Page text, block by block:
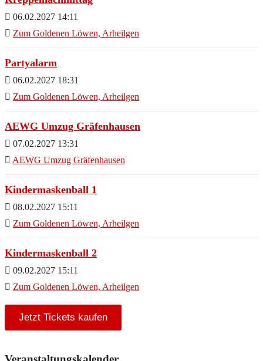
06.02.2027 14:11
Zum Goldenen Löwen, Arheilgen
Partyalarm
06.02.2027 18:31
Zum Goldenen Löwen, Arheilgen
AEWG Umzug Gräfenhausen
07.02.2027 13:31
AEWG Umzug Gräfenhausen
Kindermaskenball 1
08.02.2027 15:11
Zum Goldenen Löwen, Arheilgen
Kindermaskenball 2
09.02.2027 15:11
Zum Goldenen Löwen, Arheilgen
Jetzt Tickets kaufen